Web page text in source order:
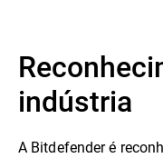
indústria
A Bitdefender é